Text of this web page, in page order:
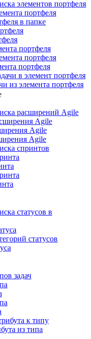
элементов портфеля
портфеля
в папке
портфеля
портфеля
портфеля
в элемент портфеля
из элемента портфеля
расширений Agile
Agile
Agile
Agile
спринтов
статусов в
статусов
задач
к типу
из типа